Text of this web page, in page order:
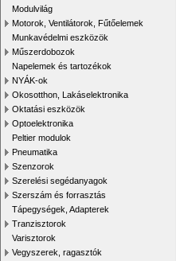
Modulvilág
Motorok, Ventilátorok, Fűtőelemek
Munkavédelmi eszközök
Műszerdobozok
Napelemek és tartozékok
NYÁK-ok
Okosotthon, Lakáselektronika
Oktatási eszközök
Optoelektronika
Peltier modulok
Pneumatika
Szenzorok
Szerelési segédanyagok
Szerszám és forrasztás
Tápegységek, Adapterek
Tranzisztorok
Varisztorok
Vegyszerek, ragasztók